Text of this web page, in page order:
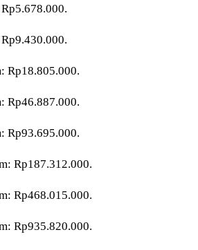
Rp18.805.000.
Rp46.887.000.
Rp93.695.000.
Rp187.312.000.
Rp468.015.000.
Rp935.820.000.